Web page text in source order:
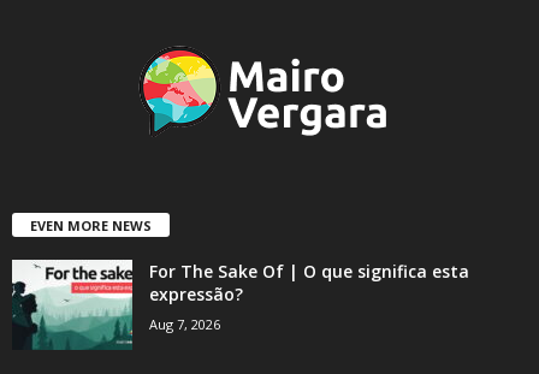
EVEN MORE NEWS
For The Sake Of | O que significa esta
expressão?
Aug 7, 2026